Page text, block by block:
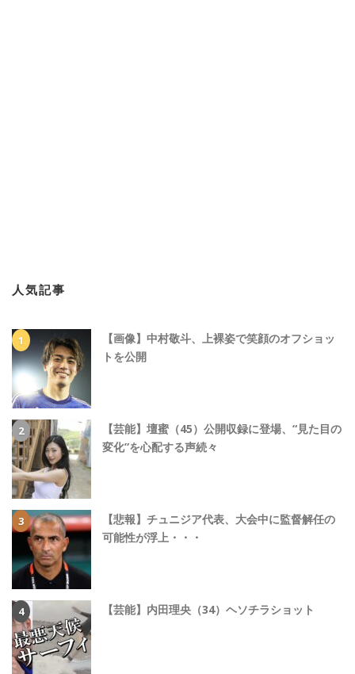
人気記事
【画像】中村敬斗、上裸姿で笑顔のオフショッ
トを公開
【芸能】壇蜜（45）公開収録に登場、“見た目の
変化”を心配する声続々
【悲報】チュニジア代表、大会中に監督解任の
可能性が浮上・・・
【芸能】内田理央（34）ヘソチラショット